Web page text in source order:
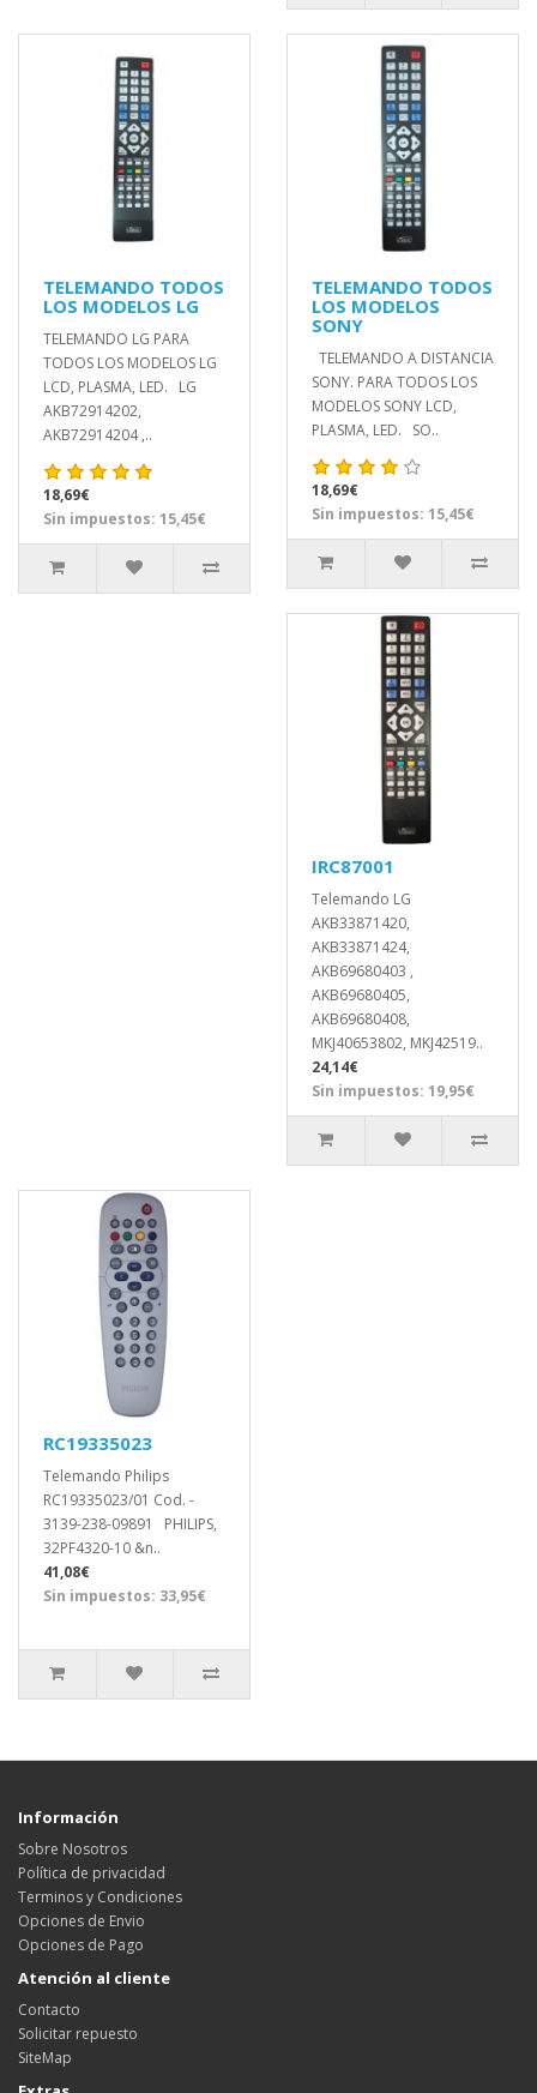
TELEMANDO TODOS
LOS MODELOS LG
TELEMANDO LG PARA
TODOS LOS MODELOS LG
LCD, PLASMA, LED. LG
AKB72914202,
AKB72914204 ,..
18,69€
Sin impuestos: 15,45€
TELEMANDO TODOS
LOS MODELOS
SONY
TELEMANDO A DISTANCIA
SONY. PARA TODOS LOS
MODELOS SONY LCD,
PLASMA, LED. SO..
18,69€
Sin impuestos: 15,45€
IRC87001
Telemando LG
AKB33871420,
AKB33871424,
AKB69680403 ,
AKB69680405,
AKB69680408,
MKJ40653802, MKJ42519..
24,14€
Sin impuestos: 19,95€
RC19335023
Telemando Philips
RC19335023/01 Cod. -
3139-238-09891 PHILIPS,
32PF4320-10 &n..
41,08€
Sin impuestos: 33,95€
Información
Sobre Nosotros
Política de privacidad
Terminos y Condiciones
Opciones de Envio
Opciones de Pago
Atención al cliente
Contacto
Solicitar repuesto
SiteMap